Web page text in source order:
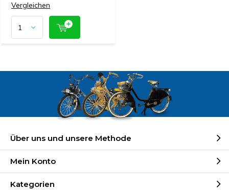
Vergleichen
Über uns und unsere Methode
Mein Konto
Kategorien